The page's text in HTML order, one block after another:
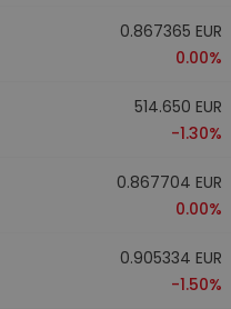
0.867365 EUR
0.00%
514.650 EUR
-1.30%
0.867704 EUR
0.00%
0.905334 EUR
-1.50%